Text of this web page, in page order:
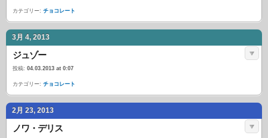
カテゴリー: チョコレート
3月 4, 2013
ジュゾー
投稿: 04.03.2013 at 0:07
カテゴリー: チョコレート
2月 23, 2013
ノワ・デリス